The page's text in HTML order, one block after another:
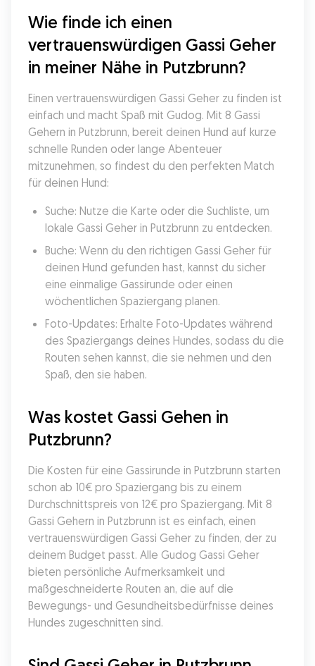
Wie finde ich einen
vertrauenswürdigen Gassi Geher
in meiner Nähe in Putzbrunn?
Einen vertrauenswürdigen Gassi Geher zu finden ist
einfach und macht Spaß mit Gudog. Mit 8 Gassi
Gehern in Putzbrunn, bereit deinen Hund auf kurze
schnelle Runden oder lange Abenteuer
mitzunehmen, so findest du den perfekten Match
für deinen Hund:
Suche: Nutze die Karte oder die Suchliste, um
lokale Gassi Geher in Putzbrunn zu entdecken.
Buche: Wenn du den richtigen Gassi Geher für
deinen Hund gefunden hast, kannst du sicher
eine einmalige Gassirunde oder einen
wöchentlichen Spaziergang planen.
Foto-Updates: Erhalte Foto-Updates während
des Spaziergangs deines Hundes, sodass du die
Routen sehen kannst, die sie nehmen und den
Spaß, den sie haben.
Was kostet Gassi Gehen in
Putzbrunn?
Die Kosten für eine Gassirunde in Putzbrunn starten
schon ab 10€ pro Spaziergang bis zu einem
Durchschnittspreis von 12€ pro Spaziergang. Mit 8
Gassi Gehern in Putzbrunn ist es einfach, einen
vertrauenswürdigen Gassi Geher zu finden, der zu
deinem Budget passt. Alle Gudog Gassi Geher
bieten persönliche Aufmerksamkeit und
maßgeschneiderte Routen an, die auf die
Bewegungs- und Gesundheitsbedürfnisse deines
Hundes zugeschnitten sind.